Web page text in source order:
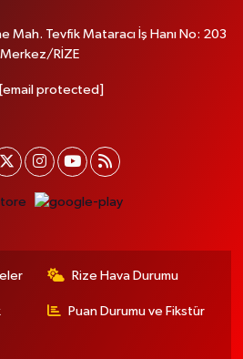
Mah. Tevfik Mataracı İş Hanı No: 203
Merkez/RİZE
[email protected]
Rize Hava Durumu
Puan Durumu ve Fikstür